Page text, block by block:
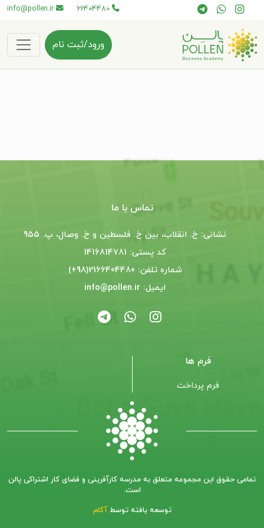
66404480
info@pollen.ir
ورود/ثبت نام
تماس با ما
نشانی: خ. انقلاب، بین خ. فلسطین و خ. وصال، پ. 955
کد پستی: 1416814781
شماره تلفن: 2166404480(98+)
ایمیل: info@pollen.ir
فرم ها
فرم پرداخت
تمامی حقوق این مجموعه متعلق به مدرسه کارآفرینی و فضای کار اشتراکی پالن
است.
توسعه یافته توسطآکام